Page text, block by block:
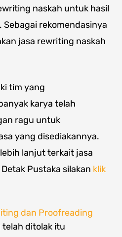
naskah untuk hasil
rekomendasinya
jasa rewriting naskah
tim yang
karya telah
ragu untuk
yang disediakannya.
lanjut terkait jasa
Pustaka silakan klik
dan Proofreading
ditolak itu